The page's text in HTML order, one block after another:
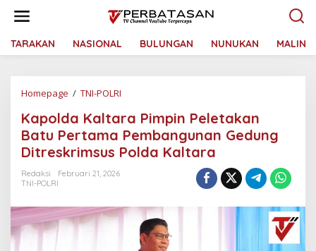
t
TARAKAN NASIONAL BULUNGAN NUNUKAN
Homepage / TNI-POLRI
p
o
d
l
Kapolda Kaltara Pimpin Peletakan
Batu Pertama Pembangunan Gedung
Ditreskrimsus Polda Kaltara
Redaksi
Februari 21, 2026
TNI-POLRI